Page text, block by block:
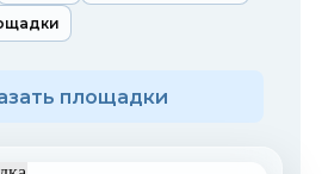
площадки